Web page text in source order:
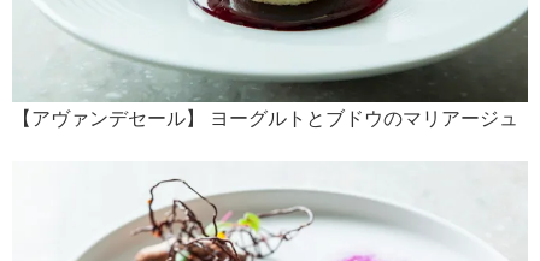
【アヴァンデセール】 ヨーグルトとブドウのマリアージュ